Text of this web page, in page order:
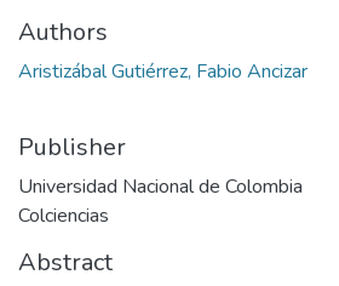
Authors
Aristizábal Gutiérrez, Fabio Ancizar
Publisher
Universidad Nacional de Colombia
Colciencias
Abstract